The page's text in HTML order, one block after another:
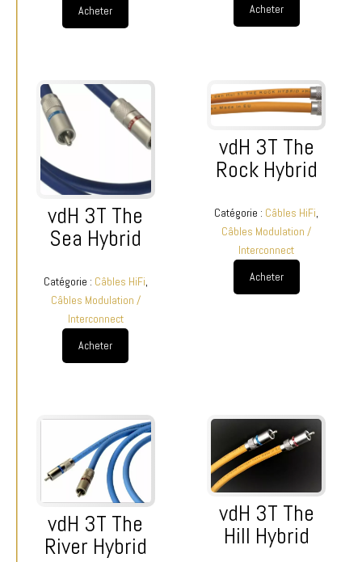
Acheter
Acheter
vdH 3T The
Sea Hybrid
Catégorie : Câbles HiFi,
Câbles Modulation /
Interconnect
Acheter
vdH 3T The
Rock Hybrid
Catégorie : Câbles HiFi,
Câbles Modulation /
Interconnect
Acheter
vdH 3T The
River Hybrid
vdH 3T The
Hill Hybrid